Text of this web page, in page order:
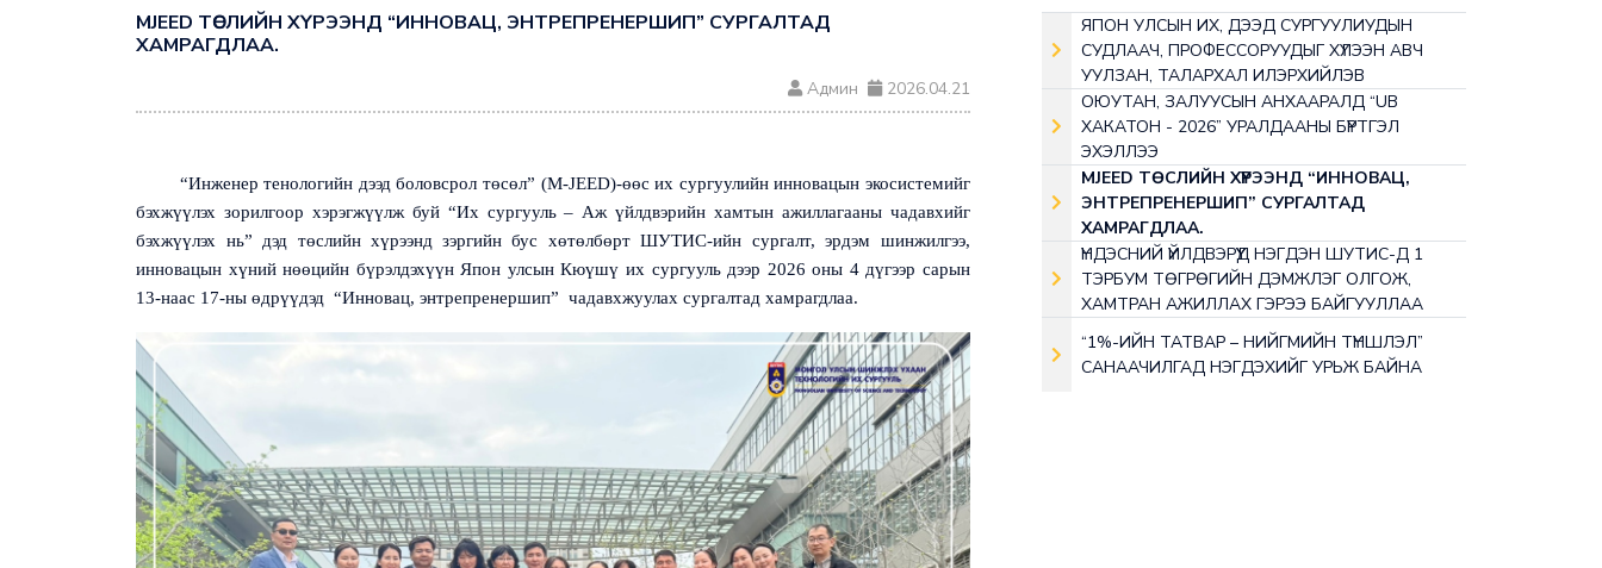
MJEED ТӨСЛИЙН ХҮРЭЭНД “ИННОВАЦ, ЭНТРЕПРЕНЕРШИП” СУРГАЛТАД
ХАМРАГДЛАА.
Админ 2026.04.21
“Инженер тенологийн дээд боловсрол төсөл” (M-JEED)-өөс их сургуулийн инновацын экосистемийг
бэхжүүлэх зорилгоор хэрэгжүүлж буй “Их сургууль – Аж үйлдвэрийн хамтын ажиллагааны чадавхийг
бэхжүүлэх нь” дэд төслийн хүрээнд зэргийн бус хөтөлбөрт ШУТИС-ийн сургалт, эрдэм шинжилгээ,
инновацын хүний нөөцийн бүрэлдэхүүн Япон улсын Кюүшү их сургууль дээр 2026 оны 4 дүгээр сарын
13-наас 17-ны өдрүүдэд “Инновац, энтрепренершип” чадавхжуулах сургалтад хамрагдлаа.
ЯПОН УЛСЫН ИХ, ДЭЭД СУРГУУЛИУДЫН
СУДЛААЧ, ПРОФЕССОРУУДЫГ ХҮЛЭЭН АВЧ
УУЛЗАН, ТАЛАРХАЛ ИЛЭРХИЙЛЭВ
ОЮУТАН, ЗАЛУУСЫН АНХААРАЛД “UB
ХАКАТОН - 2026” УРАЛДААНЫ БҮРТГЭЛ
ЭХЭЛЛЭЭ
MJEED ТӨСЛИЙН ХҮРЭЭНД “ИННОВАЦ,
ЭНТРЕПРЕНЕРШИП” СУРГАЛТАД
ХАМРАГДЛАА.
ҮНДЭСНИЙ ҮЙЛДВЭРҮҮД НЭГДЭН ШУТИС-Д 1
ТЭРБУМ ТӨГРӨГИЙН ДЭМЖЛЭГ OЛГОЖ,
ХАМТРАН АЖИЛЛАХ ГЭРЭЭ БАЙГУУЛЛАА
“1%-ИЙН ТАТВАР – НИЙГМИЙН ТҮНШЛЭЛ”
САНААЧИЛГАД НЭГДЭХИЙГ УРЬЖ БАЙНА